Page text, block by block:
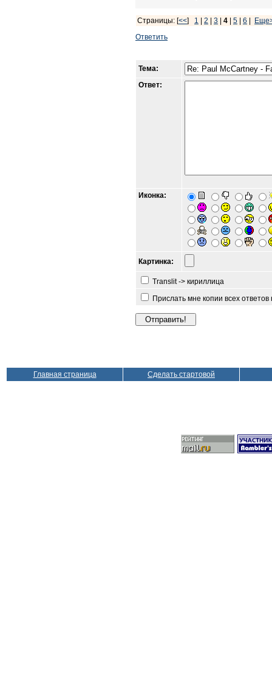
Страницы: [<<] 1 2 3 4 5 6
Ответить
Тема:
Ответ:
Иконка:
Картинка:
Translit -> кириллица
Прислать мне копии всех
Главная страница Сделать стартовой